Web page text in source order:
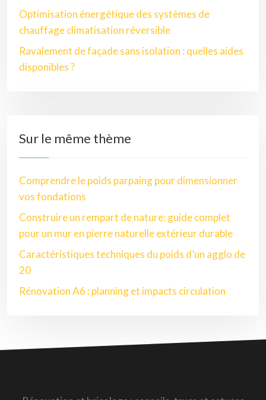
Optimisation énergétique des systèmes de
chauffage climatisation réversible
Ravalement de façade sans isolation : quelles aides
disponibles ?
Sur le même thème
Comprendre le poids parpaing pour dimensionner
vos fondations
Construire un rempart de nature: guide complet
pour un mur en pierre naturelle extérieur durable
Caractéristiques techniques du poids d’un agglo de
20
Rénovation A6 : planning et impacts circulation